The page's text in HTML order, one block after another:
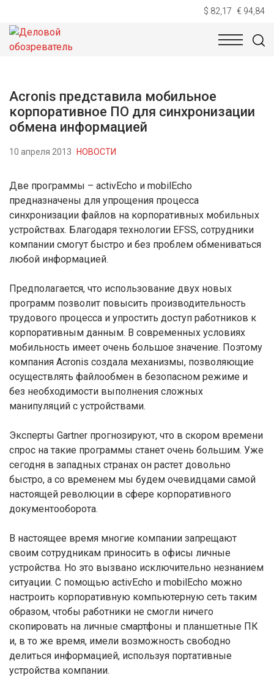
$ 82,17 € 94,84
НОВОСТИ
Acronis представила мобильное
корпоративное ПО для синхронизации
обмена информацией
10 апреля 2013 НОВОСТИ
Две программы – activEcho и mobilEcho
предназначены для упрощения процесса
синхронизации файлов на корпоративных мобильных
устройствах. Благодаря технологии EFSS, сотрудники
компании смогут быстро и без проблем обмениваться
любой информацией.
Предполагается, что использование двух новых
программ позволит повысить производительность
трудового процесса и упростить доступ работников к
корпоративным данным. В современных условиях
мобильность имеет очень большое значение. Поэтому
компания Acronis создала механизмы, позволяющие
осуществлять файлообмен в безопасном режиме и
без необходимости выполнения сложных
манипуляций с устройствами.
Эксперты Gartner прогнозируют, что в скором времени
спрос на такие программы станет очень большим. Уже
сегодня в западных странах он растет довольно
быстро, а со временем мы будем очевидцами самой
настоящей революции в сфере корпоративного
документооборота.
В настоящее время многие компании запрещают
своим сотрудникам приносить в офисы личные
устройства. Но это вызвано исключительно незнанием
ситуации. С помощью activEcho и mobilEcho можно
настроить корпоративную компьютерную сеть таким
образом, чтобы работники не смогли ничего
скопировать на личные смартфоны и планшетные ПК
и, в то же время, имели возможность свободно
делиться информацией, используя портативные
устройства компании.